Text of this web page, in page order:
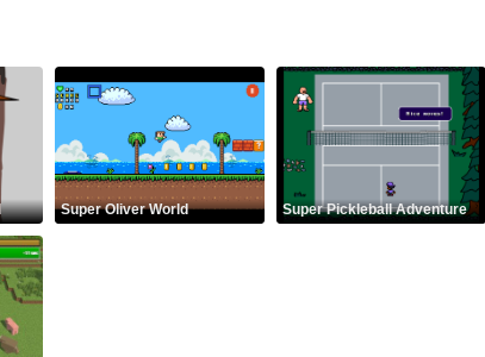
Super Oliver World Super Pickleball Adventure